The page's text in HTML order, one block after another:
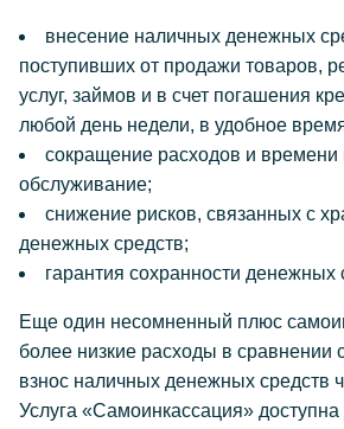
внесение наличных денежных
поступивших от продажи товаров,
услуг, займов и в счет погашения
любой день недели, в удобное
сокращение расходов и времени
обслуживание;
снижение рисков, связанных с
денежных средств;
гарантия сохранности денежных
Еще один несомненный плюс
более низкие расходы в сравнении
взнос наличных денежных средств
Услуга «Самоинкассация» доступна